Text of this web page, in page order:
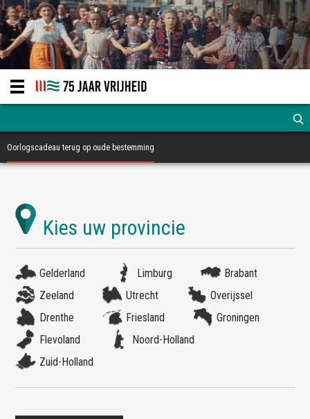
Oorlogscadeau terug op oude bestemming
Gelderland Limburg
Brabant
Zeeland
Utrecht
Overijssel
Drenthe
Friesland
Groningen
Flevoland
Noord-Holland
Zuid-Holland